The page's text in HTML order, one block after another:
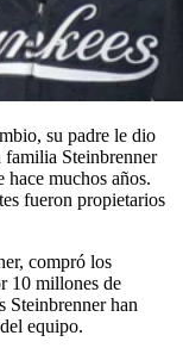
su padre le dio
familia Steinbrenner
hace muchos años.
fueron propietarios
compró los
10 millones de
Steinbrenner han
equipo.